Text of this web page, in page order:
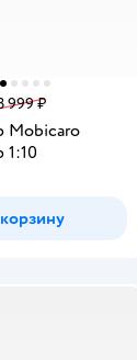
999 ₽
Mobicaro
1:10